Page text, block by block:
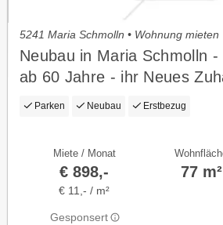
5241 Maria Schmolln • Wohnung mieten
Neubau in Maria Schmolln
ab 60 Jahre - ihr Neues
Aktive Alter
Parken Neubau Erstbezug
Miete / Monat
€ 898,-
€ 11,- / m²
Gesponsert
77 m²